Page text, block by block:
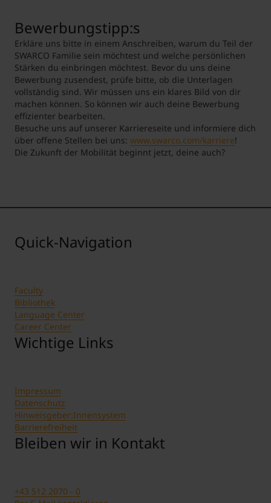
Bewerbungstipp:s
Erkläre uns bitte in einem Anschreiben, warum du Teil der
SWARCO Familie sein möchtest und welche persönlichen
Stärken du einbringen möchtest. Bevor du uns deine
Bewerbung zusendest, prüfe bitte, ob die Unterlagen
vollständig sind. Wir müssen uns ein klares Bild von dir
machen können. So können wir auch deine Bewerbung
effizienter bearbeiten.
Besuche uns auf unserer Karriereseite und informiere dich
über offene Stellen bei uns: www.swarco.com/karriere!
Die Zukunft der Mobilität beginnt jetzt, deine auch?
Quick-Navigation
Faculty
Bibliothek
Language Center
Career Center
Wichtige Links
Impressum
Datenschutz
Hinweisgeber:Innensystem
Barrierefreiheit
Bleiben wir in Kontakt
+43 512 2070 - 0